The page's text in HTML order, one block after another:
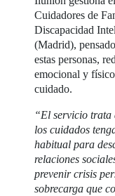
Cuidadores de
Discapacidad
(Madrid),
estas personas,
emocional y
cuidado.
“El servicio trata
los cuidados
habitual para
relaciones
prevenir crisis
sobrecarga que